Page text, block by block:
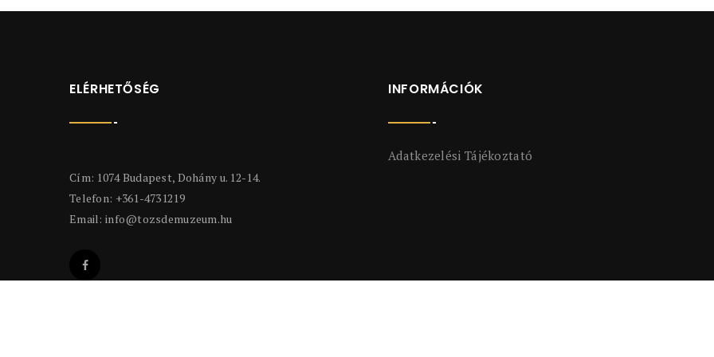
ELÉRHETŐSÉG
Cím: 1074 Budapest, Dohány u. 12-14.
Telefon: +361-4731219
Email: info@tozsdemuzeum.hu
INFORMÁCIÓK
Adatkezelési Tájékoztató